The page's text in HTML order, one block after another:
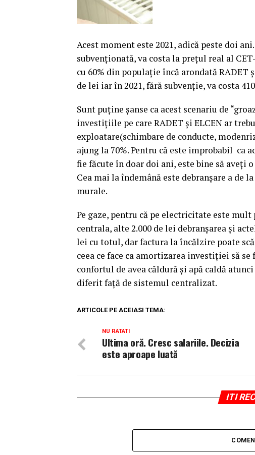
Acest moment este 2021, adică peste doi
subvenţionată, va costa la preţul real al
cu 60% din populaţie încă arondată RADET
de lei iar în 2021, fără subvenţie, va costa
Sunt puţine şanse ca acest scenariu de
investiţiile pe care RADET şi ELCEN ar
exploatare(schimbare de conducte,
ajung la 70%.Pentru că este improbabil ca
fie făcute în doar doi ani, este bine să
Cea mai la îndemână este debranşare a
murale.
Pe gaze, pentru că pe electricitate este
centrala, alte 2.000 de lei debranşarea şi
lei cu totul, dar factura la încălzire poate
ceea ce face ca amortizarea investiţiei să
confortul de avea căldură şi apă caldă
diferit faţă de sistemul centralizat.
ARTICOLE PE ACEIASI TEMA:
NU RATATI
Ultima oră. Cresc salariile. Decizia
este aproape luată
ITI